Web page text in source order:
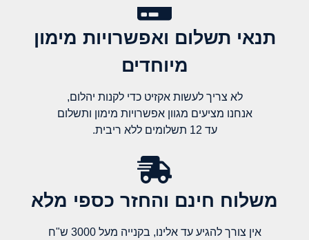
תנאי תשלום ואפשרויות מימון
מיוחדים
לא צריך לעשות אקזיט כדי לקנות יהלום,
אנחנו מציעים מגוון אפשרויות מימון ותשלום
עד 12 תשלומים ללא ריבית.
משלוח חינם והחזר כספי מלא​
אין צורך להגיע עד אלינו, בקנייה מעל 3000 ש"ח